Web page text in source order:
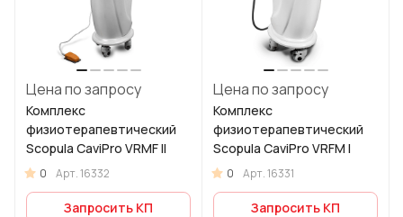
Цена по запросу
Комплекс
физиотерапевтический
Scopula CaviPro VRMF II
0 Арт.16332
Запросить КП
Цена по запросу
Комплекс
физиотерапевтический
Scopula CaviPro VRFM I
0 Арт.16331
Запросить КП